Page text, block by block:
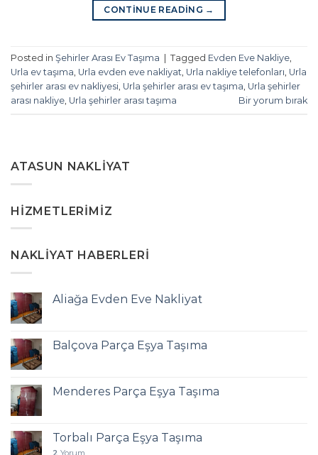
CONTINUE READING →
Posted in Şehirler Arası Ev Taşıma Tagged Evden Eve Nakliye,
Urla ev taşıma, Urla evden eve nakliyat, Urla nakliye telefonları, Urla
şehirler arası ev nakliyesi, Urla şehirler arası ev taşıma, Urla şehirler
arası nakliye, Urla şehirler arası taşıma Bir yorum bırak
ATASUN NAKLIYAT
HIZMETLERIMIZ
NAKLIYAT HABERLERI
Aliağa Evden Eve Nakliyat
Balçova Parça Eşya Taşıma
Menderes Parça Eşya Taşıma
Torbalı Parça Eşya Taşıma
2 Yorum